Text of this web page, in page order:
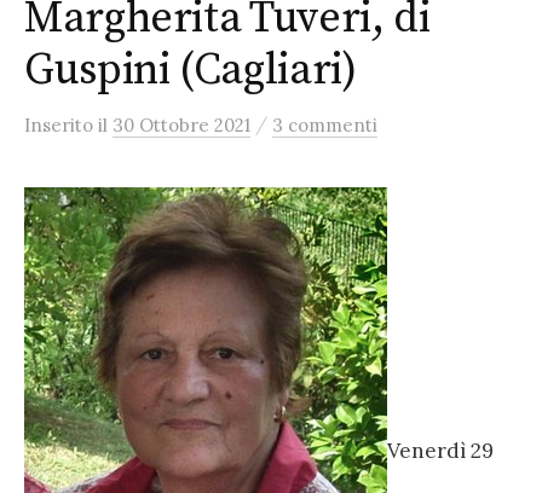
Margherita Tuveri, di
Guspini (Cagliari)
Inserito il 30 Ottobre 2021 / 3 commenti
Venerdì 29